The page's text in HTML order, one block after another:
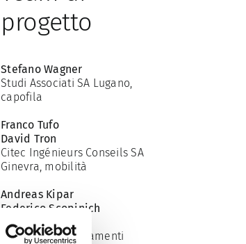
progetto
Stefano Wagner
Studi Associati SA Lugano,
capofila
Franco Tufo
David Tron
Citec Ingénieurs Conseils SA
Ginevra, mobilità
Andreas Kipar
Federico Scopinich
LAND srl Milano,
paesaggio/insediamenti